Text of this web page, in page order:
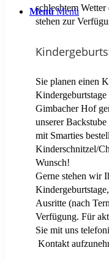
Menü Menü
schlechtem
stehen zur
Sie planen einen
Gimbacher Hof
unserer
mit Smarties
Kinderschnitzel/
Wunsch!
Gerne stehen wir
Ausritte (nach
Verfügung. Für
Sie mit uns
Kontakt